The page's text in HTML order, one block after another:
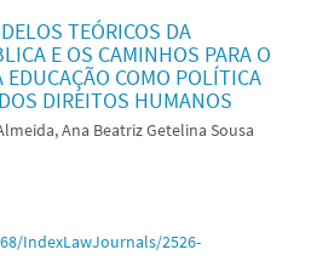
TEÓRICOS DA
E OS CAMINHOS PARA O
COMO POLÍTICA
DIREITOS HUMANOS
Ana Beatriz Getelina Sousa
IndexLawJournals/2526-